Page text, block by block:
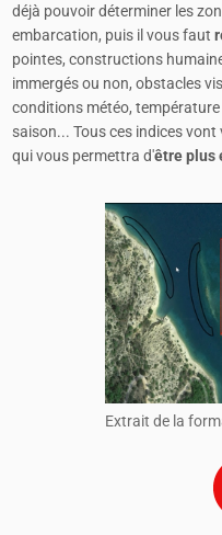
déjà pouvoir déterminer les
embarcation, puis il vous faut
pointes, constructions
immergés ou non, obstacles
conditions météo,
saison... Tous ces indices
qui vous permettra d'être plus
Extrait de la